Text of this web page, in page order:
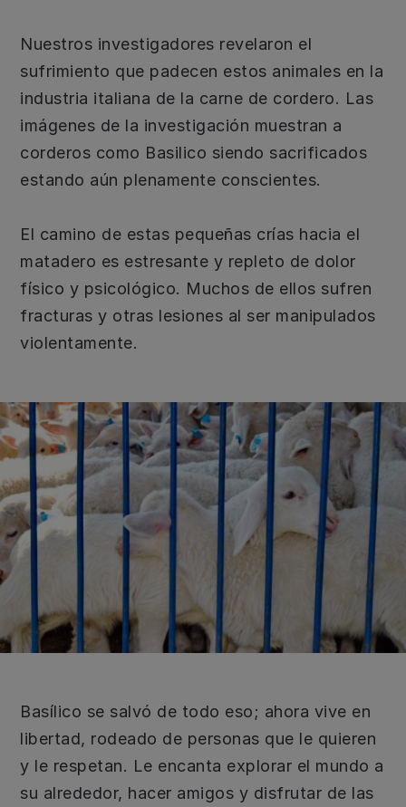
Nuestros investigadores revelaron el
sufrimiento que padecen estos animales en la
industria italiana de la carne de cordero. Las
imágenes de la investigación muestran a
corderos como Basilico siendo sacrificados
estando aún plenamente conscientes.
El camino de estas pequeñas crías hacia el
matadero es estresante y repleto de dolor
físico y psicológico. Muchos de ellos sufren
fracturas y otras lesiones al ser manipulados
violentamente.
Basílico se salvó de todo eso; ahora vive en
libertad, rodeado de personas que le quieren
y le respetan. Le encanta explorar el mundo a
su alrededor, hacer amigos y disfrutar de las